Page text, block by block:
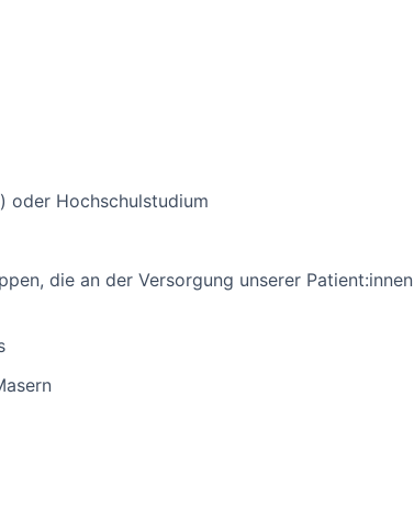
oder Hochschulstudium
die an der Versorgung unserer Patient:innen